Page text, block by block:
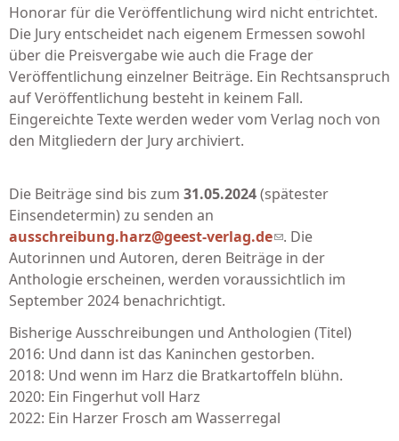
Honorar für die Veröffentlichung wird nicht entrichtet.
Die Jury entscheidet nach eigenem Ermessen sowohl
über die Preisvergabe wie auch die Frage der
Veröffentlichung einzelner Beiträge. Ein Rechtsanspruch
auf Veröffentlichung besteht in keinem Fall.
Eingereichte Texte werden weder vom Verlag noch von
den Mitgliedern der Jury archiviert.
Die Beiträge sind bis zum 31.05.2024(spätester
Einsendetermin) zu senden an
ausschreibung.harz@geest-verlag.de(link sends e-
mail)
. Die
Autorinnen und Autoren, deren Beiträge in der
Anthologie erscheinen, werden voraussichtlich im
September 2024 benachrichtigt.
Bisherige Ausschreibungen und Anthologien (Titel)
2016: Und dann ist das Kaninchen gestorben.
2018: Und wenn im Harz die Bratkartoffeln blühn.
2020: Ein Fingerhut voll Harz
2022: Ein Harzer Frosch am Wasserregal